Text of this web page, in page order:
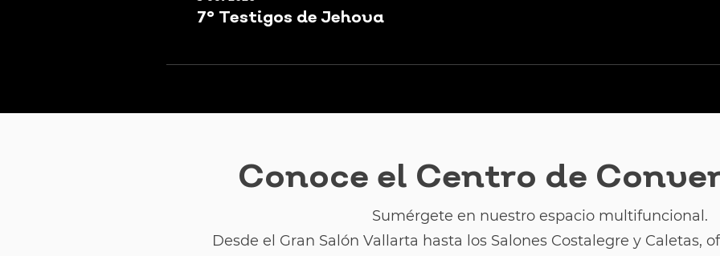
7° Testigos de Jehova
Conoce el Centro de
Sumérgete en nuestro espacio multifuncional.
Desde el Gran Salón Vallarta hasta los Salones Costalegre y Caletas,